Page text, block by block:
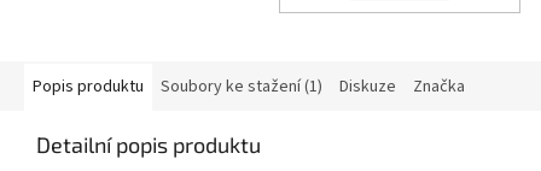
Popis produktu Soubory ke stažení (1) Diskuze Značka
Detailní popis produktu